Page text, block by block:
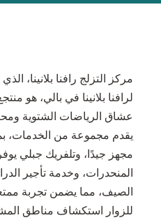
مركز التزلج رافنا بلانينا،
لرافنا بلانينا في بالي، هو
عشاق الرياضات الشتوية
يقدم مجموعة من
مجهز جيدًا، وتلفريك جبلي
المنحدرات، وخدمة تأجير
الصيف، مما يضمن تجربة
للزوار استكشاف مناطق